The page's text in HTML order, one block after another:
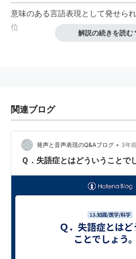
意味のある言語表現として発せら
位
解説の続きを読む
関連ブログ
発声と音声表現のQ&Aブログ • 3年
Ｑ．失語症とはどういうことで